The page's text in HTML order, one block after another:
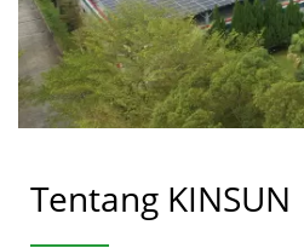
Tentang KINSUN